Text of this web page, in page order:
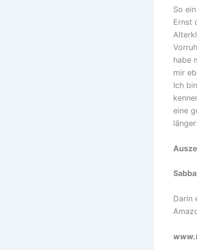
So
Ernst
habe
mir
Ich
eine
Darin